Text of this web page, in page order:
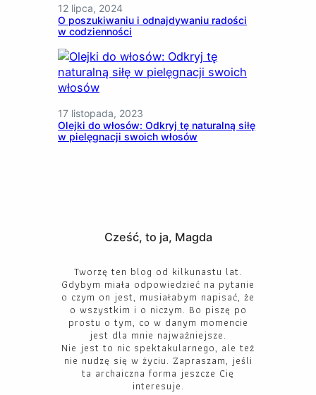
12 lipca, 2024
O poszukiwaniu i odnajdywaniu radości
w codzienności
17 listopada, 2023
Olejki do włosów: Odkryj tę naturalną siłę
w pielęgnacji swoich włosów
Cześć, to ja, Magda
Tworzę ten blog od kilkunastu lat.
Gdybym miała odpowiedzieć na pytanie
o czym on jest, musiałabym napisać, że
o wszystkim i o niczym. Bo piszę po
prostu o tym, co w danym momencie
jest dla mnie najważniejsze.
Nie jest to nic spektakularnego, ale też
nie nudzę się w życiu. Zapraszam, jeśli
ta archaiczna forma jeszcze Cię
interesuje.